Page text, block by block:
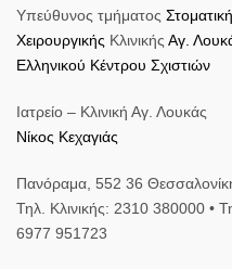
Υπεύθυνος τμήματος
Χειρουργικής Κλινικής Αγ.
Ελληνικού Κέντρου Σχιστιών
Ιατρείο – Κλινική Αγ. Λουκάς
Νίκος Κεχαγιάς
Πανόραμα, 552 36
Τηλ. Κλινικής: 2310 380000 •
6977 951723